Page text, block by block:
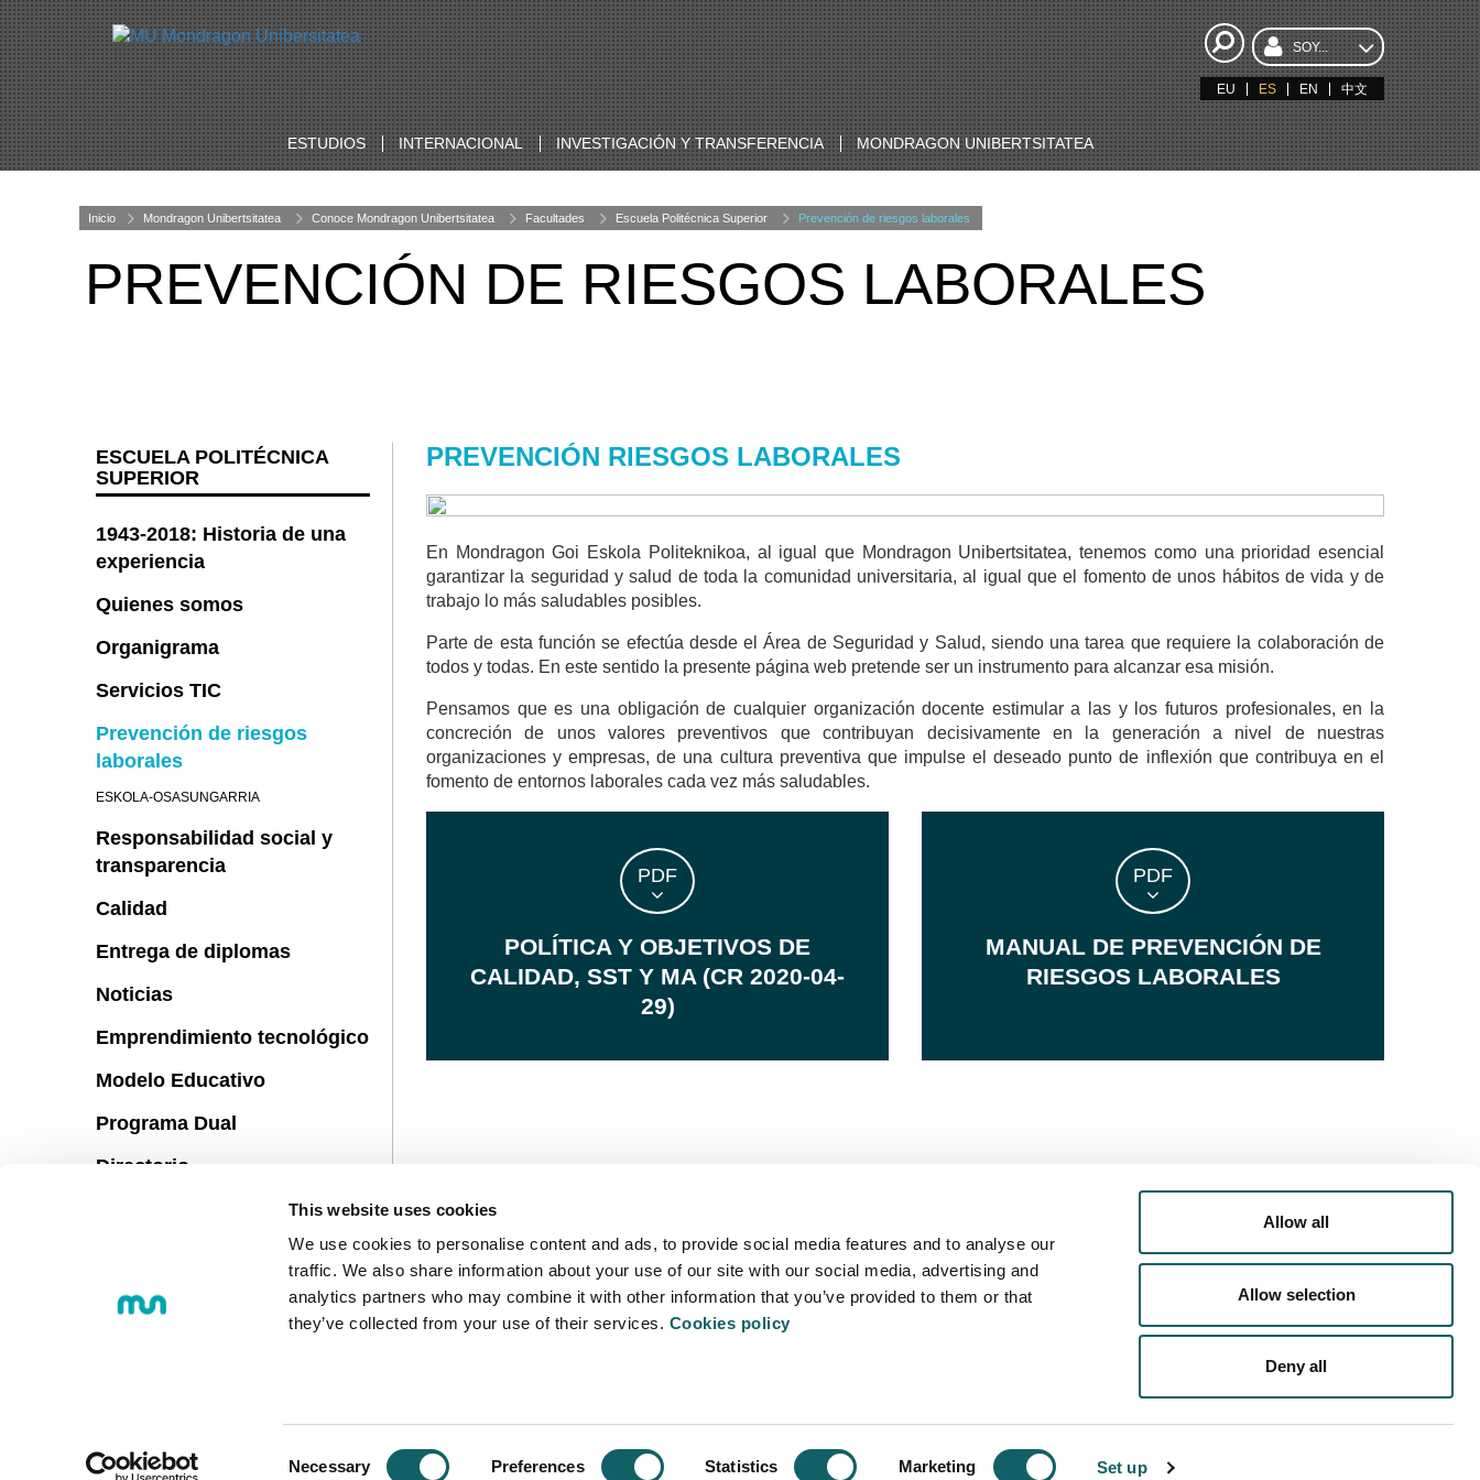
This website uses cookies
We use cookies to personalise content and ads, to provide social media features and to analyse our
traffic. We also share information about your use of our site with our social media, advertising and
analytics partners who may combine it with other information that you’ve provided to them or that
they’ve collected from your use of their services. Cookies policy
Necessary Preferences Statistics Marketing Set up
Allow all
Allow selection
Deny all
SOY...
EU ES EN 中文
ESTUDIOS INTERNACIONAL INVESTIGACIÓN Y TRANSFERENCIA MONDRAGON UNIBERTSITATEA
Inicio Mondragon Unibertsitatea Conoce Mondragon Unibertsitatea Facultades Escuela Politécnica Superior Prevención de riesgos laborales
PREVENCIÓN DE RIESGOS LABORALES
PREVENCIÓN RIESGOS LABORALES
En Mondragon Goi Eskola Politeknikoa, al igual que Mondragon Unibertsitatea, tenemos como una prioridad esencial
garantizar la seguridad y salud de toda la comunidad universitaria, al igual que el fomento de unos hábitos de vida y de
trabajo lo más saludables posibles.
Parte de esta función se efectúa desde el Área de Seguridad y Salud, siendo una tarea que requiere la colaboración de
todos y todas. En este sentido la presente página web pretende ser un instrumento para alcanzar esa misión.
Pensamos que es una obligación de cualquier organización docente estimular a las y los futuros profesionales, en la
concreción de unos valores preventivos que contribuyan decisivamente en la generación a nivel de nuestras
organizaciones y empresas, de una cultura preventiva que impulse el deseado punto de inflexión que contribuya en el
fomento de entornos laborales cada vez más saludables.
PDF
POLÍTICA Y OBJETIVOS DE
CALIDAD, SST Y MA (CR 2020-04-
29)
PDF
MANUAL DE PREVENCIÓN DE
RIESGOS LABORALES
ESCUELA POLITÉCNICA
SUPERIOR
1943-2018: Historia de una
experiencia
Quienes somos
Organigrama
Servicios TIC
Prevención de riesgos
laborales
ESKOLA-OSASUNGARRIA
Responsabilidad social y
transparencia
Calidad
Entrega de diplomas
Noticias
Emprendimiento tecnológico
Modelo Educativo
Programa Dual
Directorio
Localización y contacto
Vida universitaria
Loramendi, 4. Apartado 23 - 20500 Arrasate - Mondragón
+34 943 712 185
Correo electrónico:
info@mondragon.edu